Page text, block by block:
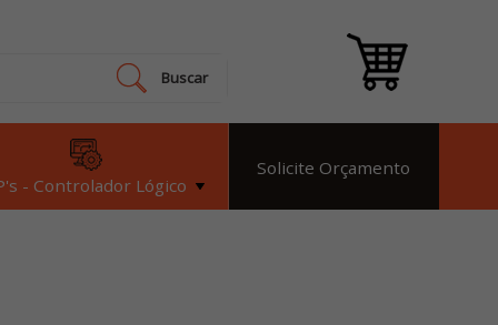
Buscar
- Controlador Lógico
Solicite Orçamento